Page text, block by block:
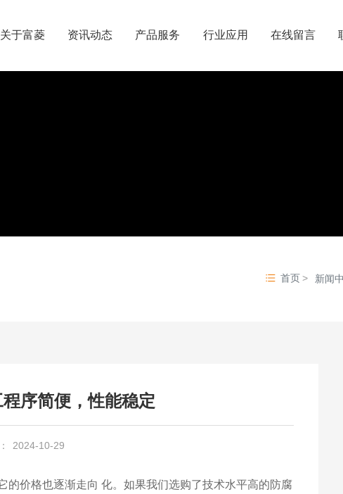
关于富菱 资讯动态 产品服务 行业应用 在线留言
首页 新闻
序简便，性能稳定
2024-10-29
价格也逐渐走向 化。如果我们选购了技术水平高的防腐